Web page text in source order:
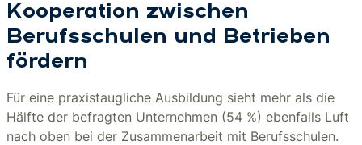
Kooperation zwischen
Berufsschulen und Betrieben
fördern
Für eine praxistaugliche Ausbildung sieht mehr als die
Hälfte der befragten Unternehmen (54 %) ebenfalls Luft
nach oben bei der Zusammenarbeit mit Berufsschulen.